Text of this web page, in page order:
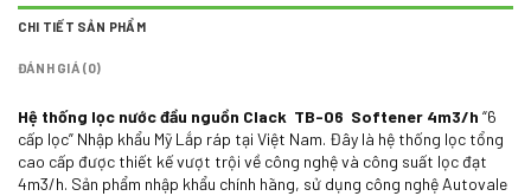
CHI TIẾT SẢN PHẨM
ĐÁNH GIÁ (0)
Hệ thống lọc nước đầu nguồn Clack TB-06 Softener 4m3/h “6
cấp lọc” Nhập khẩu Mỹ Lắp ráp tại Việt Nam. Đây là hệ thống lọc tổng
cao cấp được thiết kế vượt trội về công nghệ và công suất lọc đạt
4m3/h. Sản phẩm nhập khẩu chính hãng, sử dụng công nghệ Autovale